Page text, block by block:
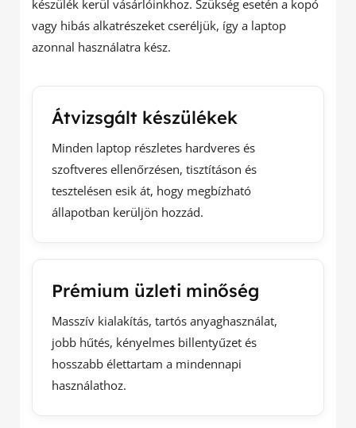
készülék kerül vásárlóinkhoz. Szükség esetén a kopó
vagy hibás alkatrészeket cseréljük, így a laptop
azonnal használatra kész.
Átvizsgált készülékek
Minden laptop részletes hardveres és
szoftveres ellenőrzésen, tisztításon és
tesztelésen esik át, hogy megbízható
állapotban kerüljön hozzád.
Prémium üzleti minőség
Masszív kialakítás, tartós anyaghasználat,
jobb hűtés, kényelmes billentyűzet és
hosszabb élettartam a mindennapi
használathoz.